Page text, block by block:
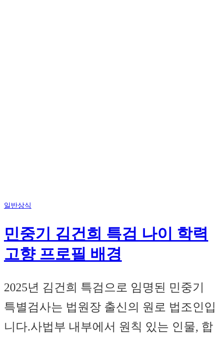
일반상식
민중기 김건희 특검 나이 학력
고향 프로필 배경
2025년 김건희 특검으로 임명된 민중기
특별검사는 법원장 출신의 원로 법조인입
니다.사법부 내부에서 원칙 있는 인물, 합